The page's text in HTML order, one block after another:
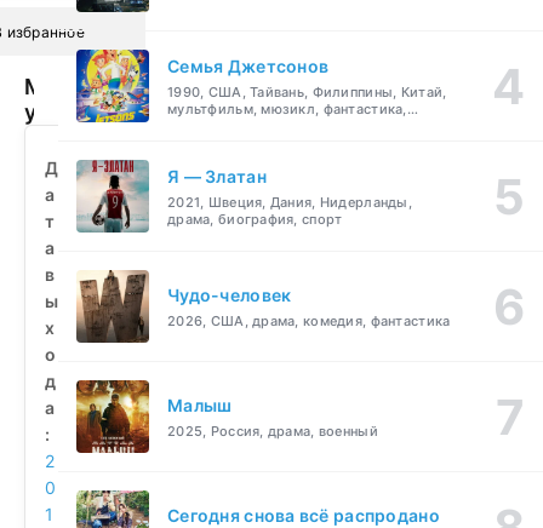
избранное
Мирная
улица
смотреть
бесплатно
Д
а
т
а
в
ы
х
о
д
а
:
2
0
1
Семья Джетсонов
1990, США, Тайвань, Филиппины, Китай,
мультфильм, мюзикл, фантастика,
Я — Златан
2021, Швеция, Дания, Нидерланды,
драма, биография, спорт
Чудо-человек
2026, США, драма, комедия, фантастика
Малыш
2025, Россия, драма, военный
Сегодня снова всё распродано